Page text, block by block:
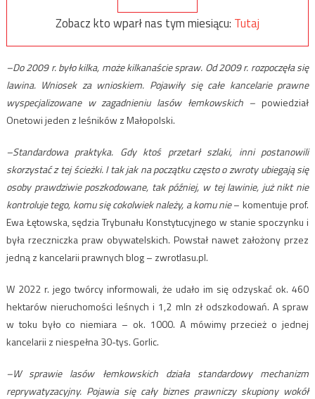
Zobacz kto wparł nas tym miesiącu: Tutaj
–Do 2009 r. było kilka, może kilkanaście spraw. Od 2009 r. rozpoczęła się
lawina. Wniosek za wnioskiem. Pojawiły się całe kancelarie prawne
wyspecjalizowane w zagadnieniu lasów łemkowskich – powiedział
Onetowi jeden z leśników z Małopolski.
–Standardowa praktyka. Gdy ktoś przetarł szlaki, inni postanowili
skorzystać z tej ścieżki. I tak jak na początku często o zwroty ubiegają się
osoby prawdziwie poszkodowane, tak później, w tej lawinie, już nikt nie
kontroluje tego, komu się cokolwiek należy, a komu nie– komentuje prof.
Ewa Łętowska, sędzia Trybunału Konstytucyjnego w stanie spoczynku i
była rzeczniczka praw obywatelskich. Powstał nawet założony przez
jedną z kancelarii prawnych blog – zwrotlasu.pl.
W 2022 r. jego twórcy informowali, że udało im się odzyskać ok. 460
hektarów nieruchomości leśnych i 1,2 mln zł odszkodowań. A spraw
w toku było co niemiara – ok. 1000. A mówimy przecież o jednej
kancelarii z niespełna 30-tys. Gorlic.
–W sprawie lasów łemkowskich działa standardowy mechanizm
reprywatyzacyjny. Pojawia się cały biznes prawniczy skupiony wokół